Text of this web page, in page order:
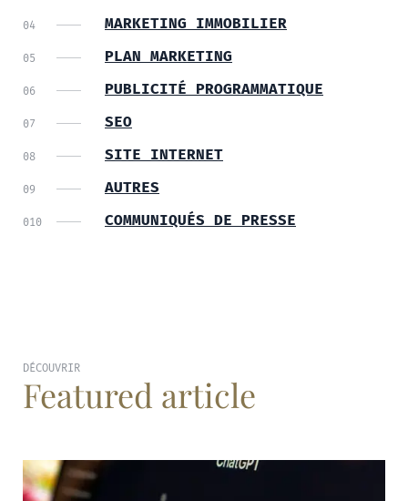
MARKETING IMMOBILIER
PLAN MARKETING
PUBLICITÉ PROGRAMMATIQUE
SEO
SITE INTERNET
AUTRES
COMMUNIQUÉS DE PRESSE
DÉCOUVRIR
Featured article